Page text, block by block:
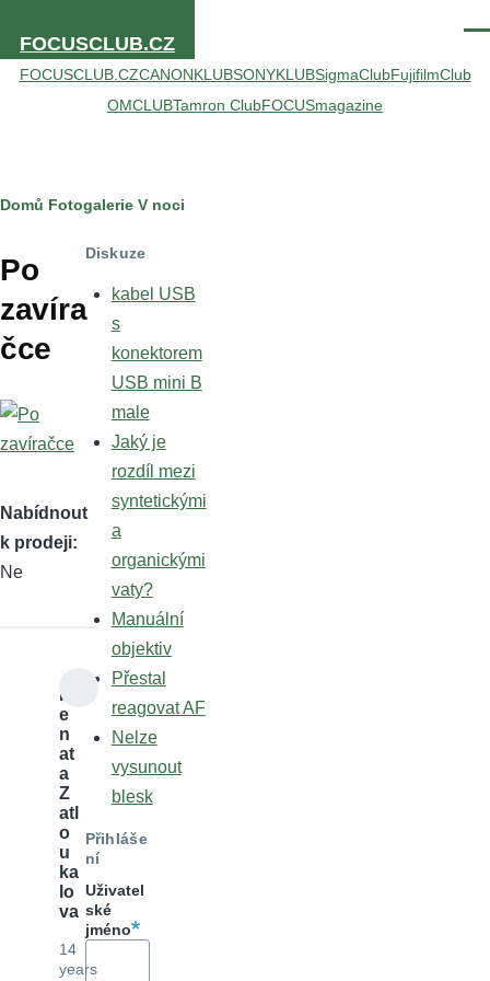
FOCUSCLUB.CZ
FOCUSCLUB.CZCANONKLUBSONYKLUBSigmaClubFujifilmClub
OMCLUBTamron ClubFOCUSmagazine
Drobečková
navigace
Domů Fotogalerie V noci
Po
zavíra
čce
Nabídnout
k prodeji
Ne
R
e
n
at
a
Z
atl
o
u
ka
lo
va
14
years
Diskuze
kabel USB
s
konektorem
USB mini B
male
Jaký je
rozdíl mezi
syntetickými
a
organickými
vaty?
Manuální
objektiv
Přestal
reagovat AF
Nelze
vysunout
blesk
Přihláše
ní
Uživatel
ské
jméno